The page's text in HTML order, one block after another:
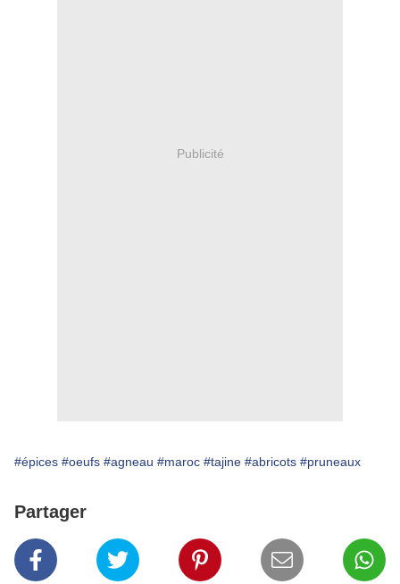
Publicité
#épices #oeufs #agneau #maroc #tajine #abricots #pruneaux
Partager